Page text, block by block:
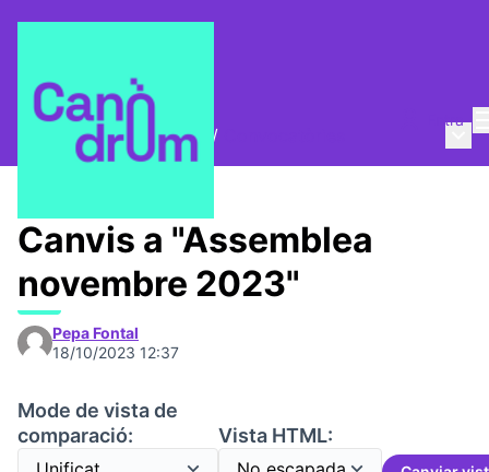
Entra
Trobades i assemblees /
Canvis a "Assemblea
novembre 2023"
Pepa Fontal
18/10/2023 12:37
Mode de vista de
comparació:
Vista HTML: